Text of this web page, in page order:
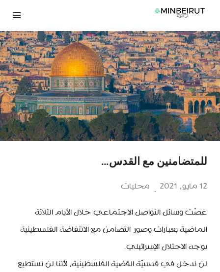
انتقل
المحتوى
للمتضامنين مع القدس…
12 مايو، 2021 محليات
غصّت وسائل التواصل الاجتماعي خلال الأيام الثلاثة
الماضية بعبارات وصور التضامن مع الانتفاضة الفلسطينية
بوجه الاحتلال الإسرائيلي.
لن ندخل في قدسيّة القضية الفلسطينية، لأننا لن نستطيع